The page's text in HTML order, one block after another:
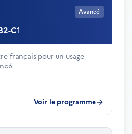
Avancé
C1
français pour un usage
Voir le programme